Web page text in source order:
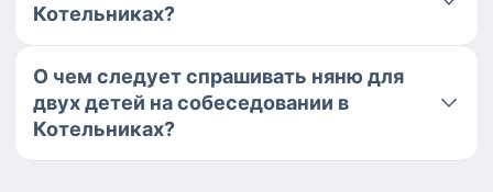
Котельниках?
О чем следует спрашивать няню для
двух детей на собеседовании в
Котельниках?